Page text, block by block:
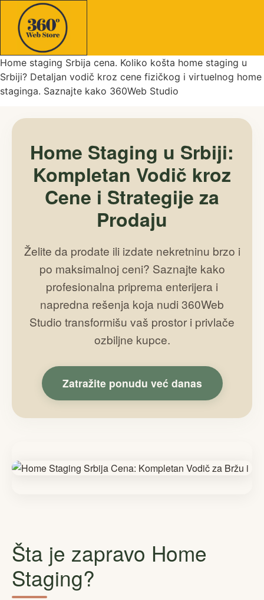
Home staging Srbija cena. Koliko košta home staging u
Srbiji? Detaljan vodič kroz cene fizičkog i virtuelnog home
staginga. Saznajte kako 360Web Studio
Home Staging u Srbiji:
Kompletan Vodič kroz
Cene i Strategije za
Prodaju
Želite da prodate ili izdate nekretninu brzo i
po maksimalnoj ceni? Saznajte kako
profesionalna priprema enterijera i
napredna rešenja koja nudi 360Web
Studio transformišu vaš prostor i privlače
ozbiljne kupce.
Zatražite ponudu već danas
Šta je zapravo Home
Staging?